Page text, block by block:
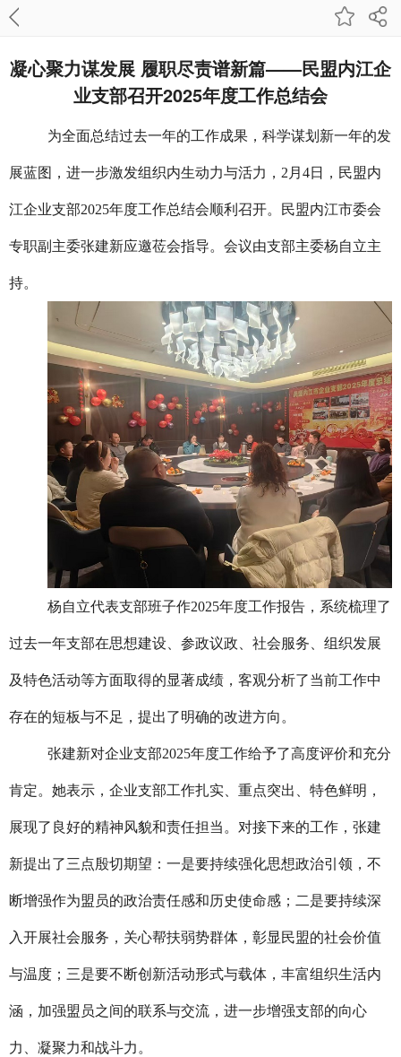
凝心聚力谋发展 履职尽责谱新篇——民盟内江企
业支部召开2025年度工作总结会
为全面总结过去一年的工作成果，科学谋划新一年的发
展蓝图，进一步激发组织内生动力与活力，2月4日，民盟内
江企业支部2025年度工作总结会顺利召开。民盟内江市委会
专职副主委张建新应邀莅会指导。会议由支部主委杨自立主
持。
杨自立代表支部班子作2025年度工作报告，系统梳理了
过去一年支部在思想建设、参政议政、社会服务、组织发展
及特色活动等方面取得的显著成绩，客观分析了当前工作中
存在的短板与不足，提出了明确的改进方向。
张建新对企业支部2025年度工作给予了高度评价和充分
肯定。她表示，企业支部工作扎实、重点突出、特色鲜明，
展现了良好的精神风貌和责任担当。对接下来的工作，张建
新提出了三点殷切期望：一是要持续强化思想政治引领，不
断增强作为盟员的政治责任感和历史使命感；二是要持续深
入开展社会服务，关心帮扶弱势群体，彰显民盟的社会价值
与温度；三是要不断创新活动形式与载体，丰富组织生活内
涵，加强盟员之间的联系与交流，进一步增强支部的向心
力、凝聚力和战斗力。